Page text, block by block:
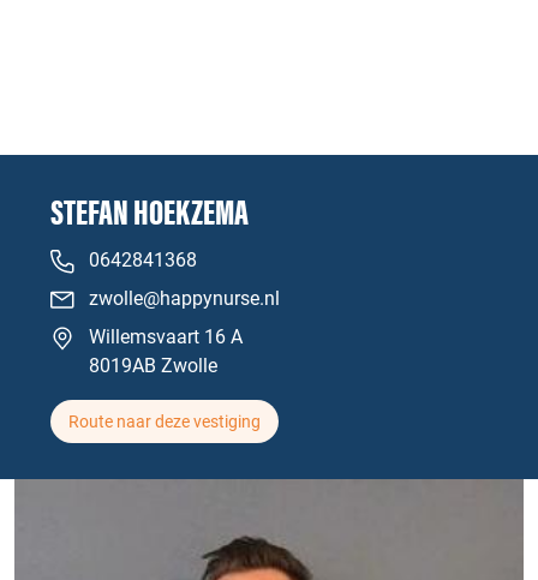
STEFAN HOEKZEMA
0642841368
zwolle@happynurse.nl
Willemsvaart 16 A
8019AB Zwolle
Route naar deze vestiging